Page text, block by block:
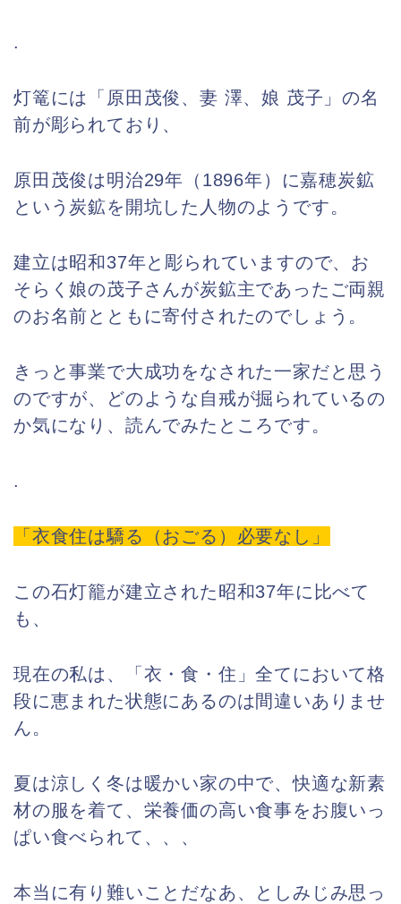
.
灯篭には「原田茂俊、妻 澤、娘 茂子」の名
前が彫られており、
原田茂俊は明治29年（1896年）に嘉穂炭鉱
という炭鉱を開坑した人物のようです。
建立は昭和37年と彫られていますので、お
そらく娘の茂子さんが炭鉱主であったご両親
のお名前とともに寄付されたのでしょう。
きっと事業で大成功をなされた一家だと思う
のですが、どのような自戒が掘られているの
か気になり、読んでみたところです。
.
「衣食住は驕る（おごる）必要なし」
この石灯籠が建立された昭和37年に比べて
も、
現在の私は、「衣・食・住」全てにおいて格
段に恵まれた状態にあるのは間違いありませ
ん。
夏は涼しく冬は暖かい家の中で、快適な新素
材の服を着て、栄養価の高い食事をお腹いっ
ぱい食べられて、、、
本当に有り難いことだなあ、としみじみ思っ